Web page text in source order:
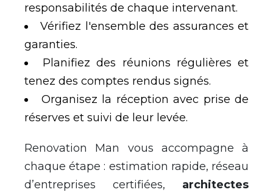
responsabilités de chaque intervenant.
Vérifiez l'ensemble des assurances et
garanties.
Planifiez des réunions régulières et
tenez des comptes rendus signés.
Organisez la réception avec prise de
réserves et suivi de leur levée.
Renovation Man vous accompagne à
chaque étape : estimation rapide, réseau
d’entreprises certifiées, architectes